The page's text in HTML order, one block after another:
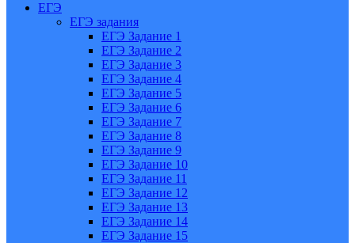
ЕГЭ
ЕГЭ задания
ЕГЭ Задание 1
ЕГЭ Задание 2
ЕГЭ Задание 3
ЕГЭ Задание 4
ЕГЭ Задание 5
ЕГЭ Задание 6
ЕГЭ Задание 7
ЕГЭ Задание 8
ЕГЭ Задание 9
ЕГЭ Задание 10
ЕГЭ Задание 11
ЕГЭ Задание 12
ЕГЭ Задание 13
ЕГЭ Задание 14
ЕГЭ Задание 15